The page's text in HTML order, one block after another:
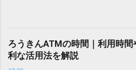
は、JIS規格（日本産業規格）によっ
準」といった形で整理されています
使われる非常に古い漢字（旧字）や、
れた「外字」は、この一般的な変換リ
ことに申し訳なさを感じたりするこ
ん。 「もっとスムーズに、自分のタ
い」 「わざわざ電話をかけずに、スマ
い」 そんな願いを叶えてくれるのが、
ビス「スマートクラブ」と、LINEや公
ろうきんATMの時間｜利用時間
利な活用法を解説